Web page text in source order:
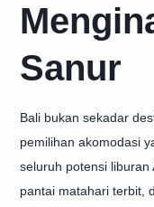
Sanur
Bali bukan sekadar
pemilihan akomodasi
seluruh potensi
pantai matahari terbit,